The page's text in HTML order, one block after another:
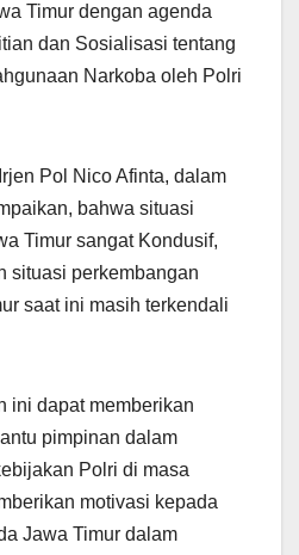
Timur dengan agenda
dan Sosialisasi tentang
Narkoba oleh Polri
Pol Nico Afinta, dalam
bahwa situasi
Timur sangat Kondusif,
situasi perkembangan
saat ini masih terkendali
ini dapat memberikan
pimpinan dalam
Polri di masa
motivasi kepada
Jawa Timur dalam